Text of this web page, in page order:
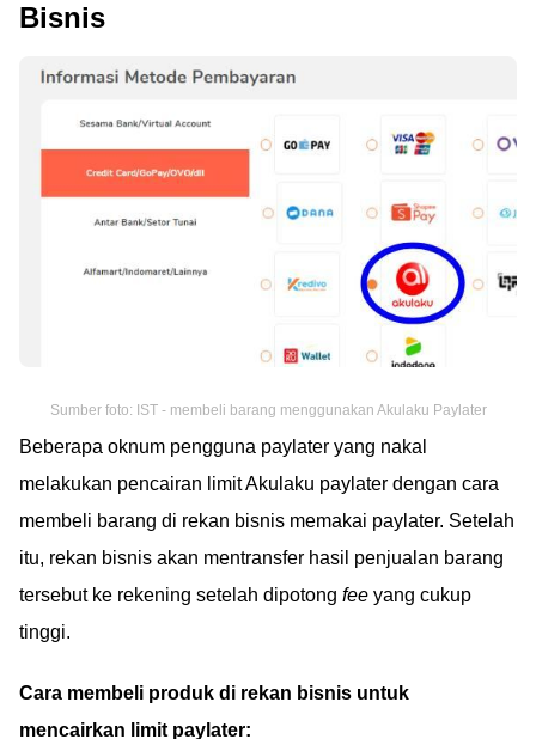
Bisnis
Sumber foto: IST - membeli barang menggunakan Akulaku Paylater
Beberapa oknum pengguna paylater yang nakal
melakukan pencairan limit Akulaku paylater dengan cara
membeli barang di rekan bisnis memakai paylater. Setelah
itu, rekan bisnis akan mentransfer hasil penjualan barang
tersebut ke rekening setelah dipotong fee yang cukup
tinggi.
Cara membeli produk di rekan bisnis untuk
mencairkan limit paylater: